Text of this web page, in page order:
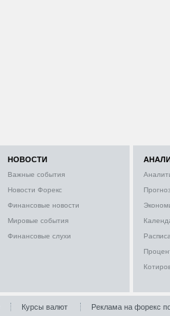
НОВОСТИ
Важные события
Новости Форекс
Финансовые новости
Мировые события
Финансовые слухи
Курсы валют Реклама на форекс